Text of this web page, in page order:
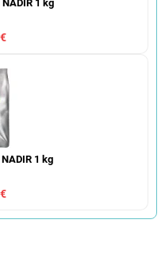
1 kg
1 kg